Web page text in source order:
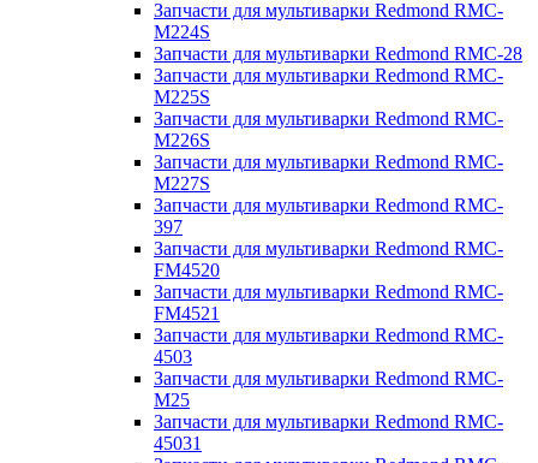
Запчасти для мультиварки Redmond RMC-
M224S
Запчасти для мультиварки Redmond RMC-28
Запчасти для мультиварки Redmond RMC-
M225S
Запчасти для мультиварки Redmond RMC-
M226S
Запчасти для мультиварки Redmond RMC-
M227S
Запчасти для мультиварки Redmond RMC-
397
Запчасти для мультиварки Redmond RMC-
FM4520
Запчасти для мультиварки Redmond RMC-
FM4521
Запчасти для мультиварки Redmond RMC-
4503
Запчасти для мультиварки Redmond RMC-
M25
Запчасти для мультиварки Redmond RMC-
45031